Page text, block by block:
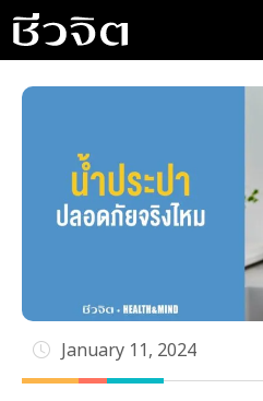
Skip
to
content
January 11, 2024